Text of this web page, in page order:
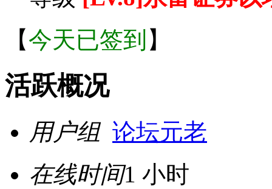
【今天已签到 】
活跃概况
用户组 论坛元老
在线时间1 小时